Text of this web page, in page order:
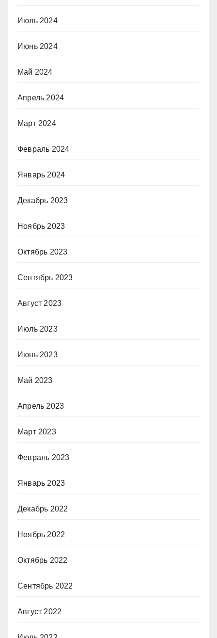
Июль 2024
Июнь 2024
Май 2024
Апрель 2024
Март 2024
Февраль 2024
Январь 2024
Декабрь 2023
Ноябрь 2023
Октябрь 2023
Сентябрь 2023
Август 2023
Июль 2023
Июнь 2023
Май 2023
Апрель 2023
Март 2023
Февраль 2023
Январь 2023
Декабрь 2022
Ноябрь 2022
Октябрь 2022
Сентябрь 2022
Август 2022